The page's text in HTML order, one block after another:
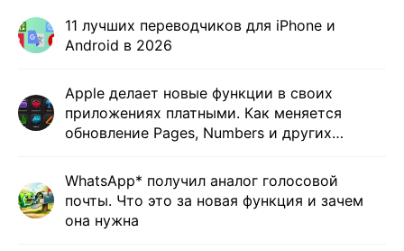
11 лучших переводчиков для iPhone и
Android в 2026
Apple делает новые функции в своих
приложениях платными. Как меняется
обновление Pages, Numbers и других
WhatsApp* получил аналог голосовой
почты. Что это за новая функция и зачем
она нужна